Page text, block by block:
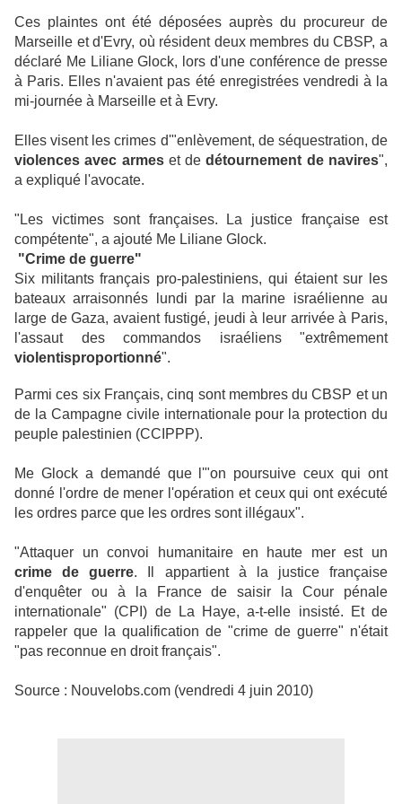
Ces plaintes ont été déposées auprès du procureur de
Marseille et d'Evry, où résident deux membres du CBSP, a
déclaré Me Liliane Glock, lors d'une conférence de presse
à Paris. Elles n'avaient pas été enregistrées vendredi à la
mi-journée à Marseille et à Evry.
Elles visent les crimes d'"enlèvement, de séquestration, de
violences avec armeset dedétournement de navires",
a expliqué l'avocate.
"Les victimes sont françaises. La justice française est
compétente", a ajouté Me Liliane Glock.
"Crime de guerre"
Six militants français pro-palestiniens, qui étaient sur les
bateaux arraisonnés lundi par la marine israélienne au
large de Gaza, avaient fustigé, jeudi à leur arrivée à Paris,
l'assaut des commandos israéliens "extrêmement
violentisproportionné".
Parmi ces six Français, cinq sont membres du CBSP et un
de la Campagne civile internationale pour la protection du
peuple palestinien (CCIPPP).
Me Glock a demandé que l'"on poursuive ceux qui ont
donné l'ordre de mener l'opération et ceux qui ont exécuté
les ordres parce que les ordres sont illégaux".
"Attaquer un convoi humanitaire en haute mer est un
crime de guerre. Il appartient à la justice française
d'enquêter ou à la France de saisir la Cour pénale
internationale" (CPI) de La Haye, a-t-elle insisté. Et de
rappeler que la qualification de "crime de guerre" n'était
"pas reconnue en droit français".
Source : Nouvelobs.com (vendredi 4 juin 2010)